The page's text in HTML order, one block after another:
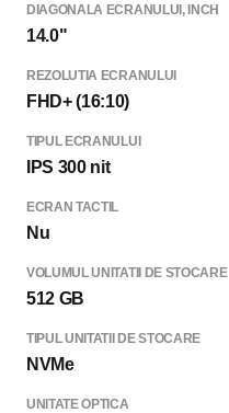
DIAGONALA ECRANULUI, INCH
14.0"
REZOLUTIA ECRANULUI
FHD+ (16:10)
TIPUL ECRANULUI
IPS 300 nit
ECRAN TACTIL
Nu
VOLUMUL UNITATII DE STOCARE
512 GB
TIPUL UNITATII DE STOCARE
NVMe
UNITATE OPTICA